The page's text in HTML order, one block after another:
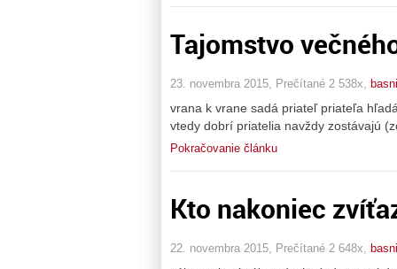
Tajomstvo
23. novembra 2015, Prečítané 2 538x,
vrana k vrane sadá priateľ priateľa
vtedy dobrí priatelia navždy zostávajú
Pokračovanie článku
Kto nakoniec
22. novembra 2015, Prečítané 2 648x,